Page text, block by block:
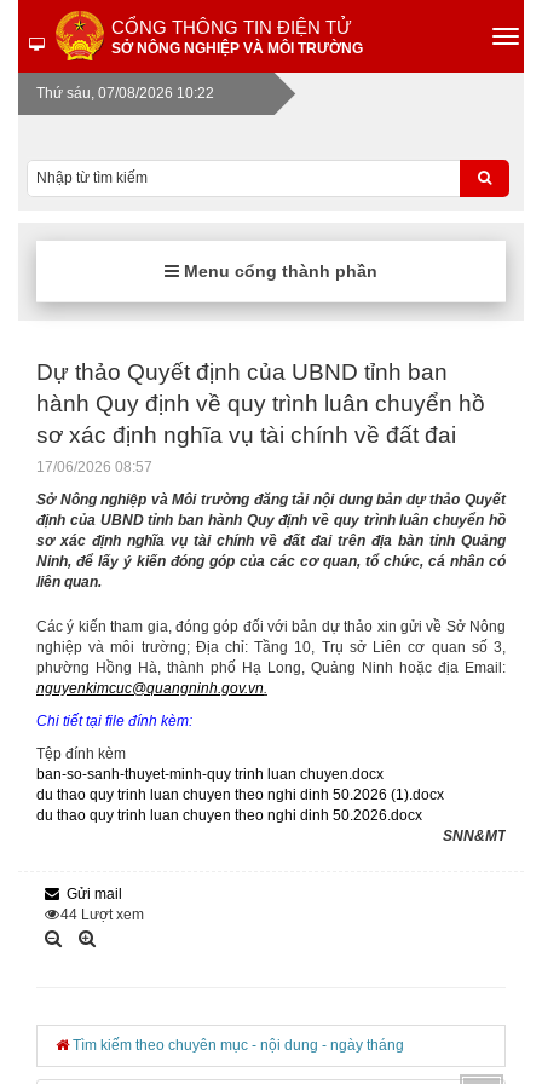
CỔNG THÔNG TIN ĐIỆN TỬ
SỞ NÔNG NGHIỆP VÀ MÔI TRƯỜNG
Thứ sáu, 07/08/2026 10:22
Menu cổng thành phần
Dự thảo Quyết định của UBND tỉnh ban
hành Quy định về quy trình luân chuyển hồ
sơ xác định nghĩa vụ tài chính về đất đai
17/06/2026 08:57
Sở Nông nghiệp và Môi trường đăng tải nội dung bản dự thảo Quyết
định của UBND tỉnh ban hành Quy định về quy trình luân chuyển hồ
sơ xác định nghĩa vụ tài chính về đất đai trên địa bàn tỉnh Quảng
Ninh, để lấy ý kiến đóng góp của các cơ quan, tổ chức, cá nhân có
liên quan.
Các ý kiến tham gia, đóng góp đối với bản dự thảo xin gửi về Sở Nông
nghiệp và môi trường; Địa chỉ: Tầng 10, Trụ sở Liên cơ quan số 3,
phường Hồng Hà, thành phố Hạ Long, Quảng Ninh hoặc địa Email:
nguyenkimcuc@quangninh.gov.vn.
Chi tiết tại file đính kèm:
Tệp đính kèm
ban-so-sanh-thuyet-minh-quy trinh luan chuyen.docx
du thao quy trinh luan chuyen theo nghi dinh 50.2026 (1).docx
du thao quy trinh luan chuyen theo nghi dinh 50.2026.docx
SNN&MT
Gửi mail
44 Lượt xem
Tìm kiếm theo chuyên mục - nội dung - ngày tháng